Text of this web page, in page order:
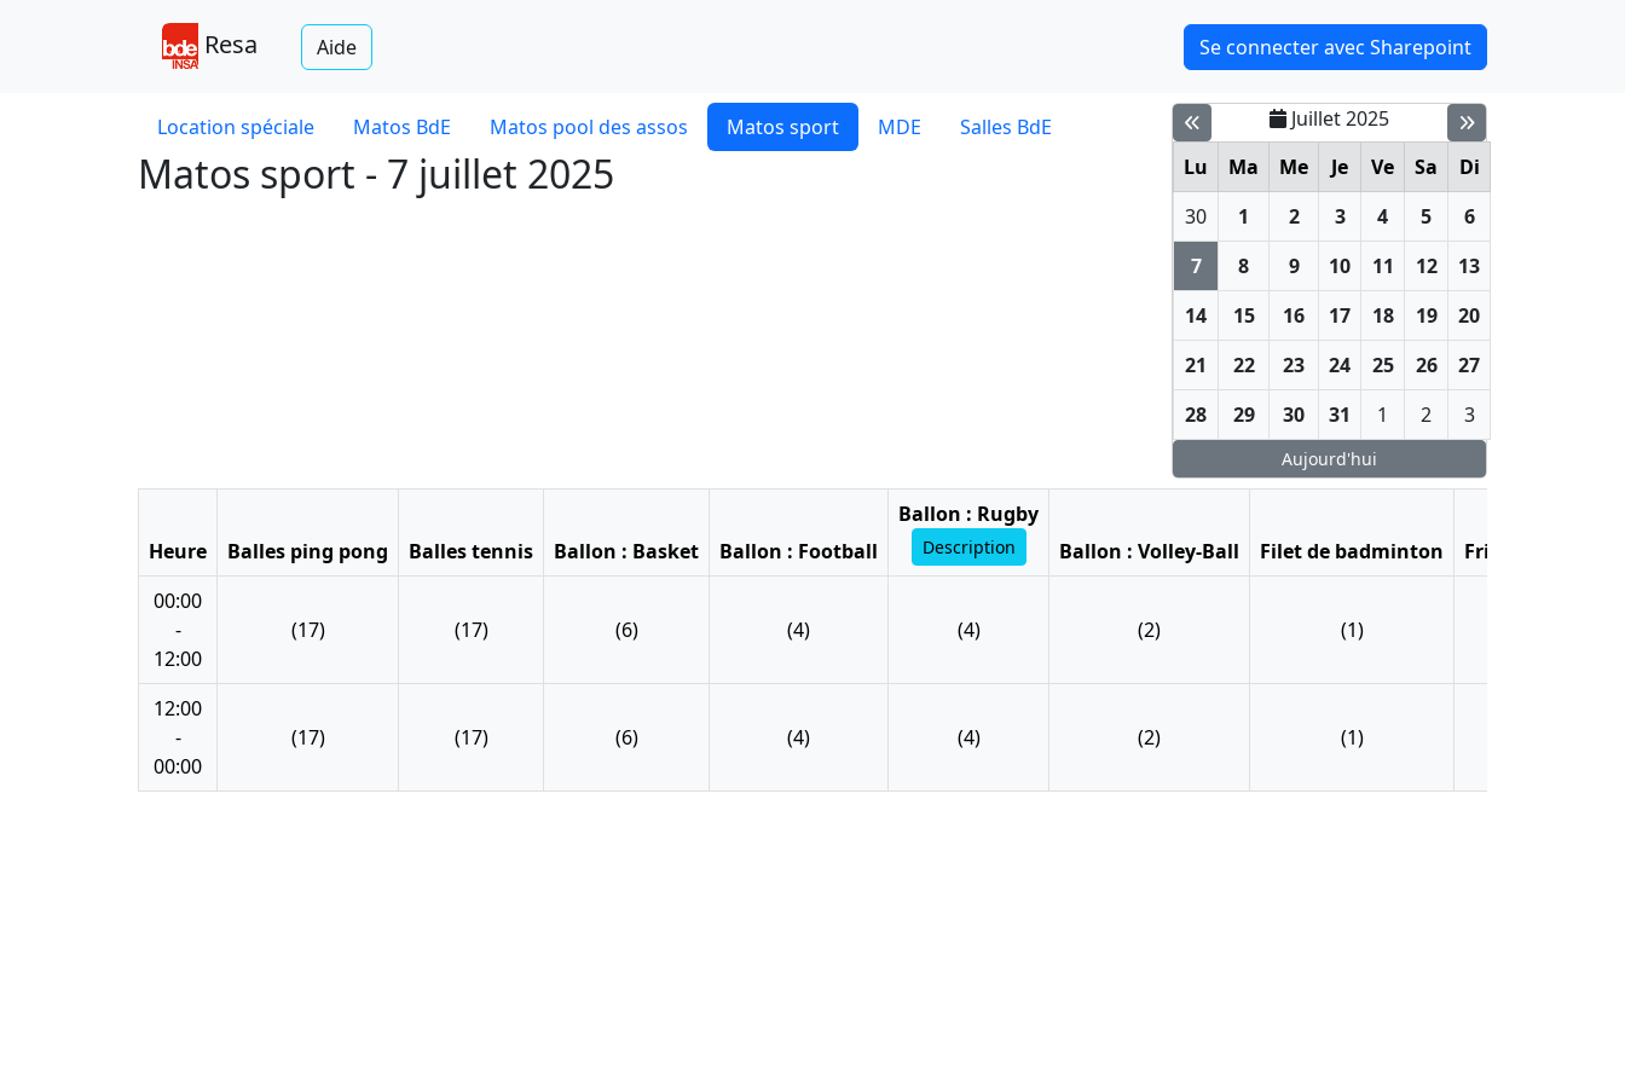
Resa Aide Se connecter avec Sharepoint
Location spéciale Matos BdE Matos pool des assos Matos sport MDE Salles BdE
Matos sport - 7 juillet 2025
Juillet 2025
Lu
Ma Me Je Ve Sa
Di
30
1 2 3 4 5
6
7
8 9 10 11 12
13
14
15 16 17 18 19
20
21
22 23 24 25 26
27
28
29 30 31 1 2 3
Aujourd'hui
Heure Balles ping pong Balles tennis Ballon : Basket Ballon : Football
Ballon : Rugby
Description Ballon : Volley-Ball Filet de badminton Frisbee
00:00
-
12:00
(17) (17) (6) (4) (4) (2) (1)
12:00
-
00:00
(17) (17) (6) (4) (4) (2) (1)